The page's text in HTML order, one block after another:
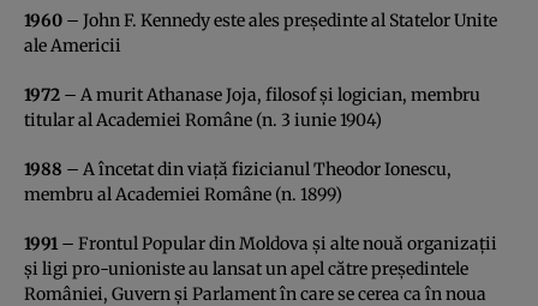
1960 – John F. Kennedy este ales preşedinte al Statelor Unite
ale Americii
1972 – A murit Athanase Joja, filosof şi logician, membru
titular al Academiei Române (n. 3 iunie 1904)
1988 – A încetat din viaţă fizicianul Theodor Ionescu,
membru al Academiei Române (n. 1899)
1991 – Frontul Popular din Moldova şi alte nouă organizaţii
şi ligi pro-unioniste au lansat un apel către preşedintele
României, Guvern şi Parlament în care se cerea ca în noua